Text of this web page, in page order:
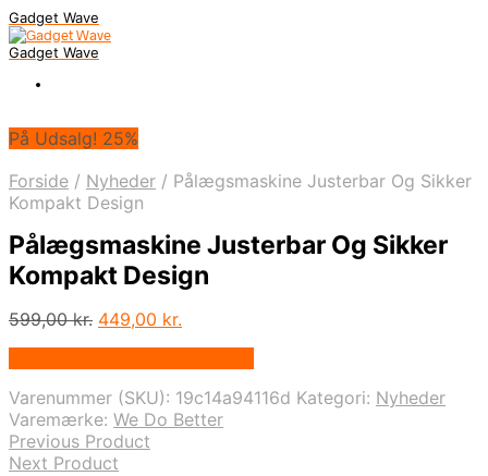
Gadget Wave
Gadget Wave
På Udsalg! 25%
Forside / Nyheder / Pålægsmaskine Justerbar Og Sikker
Kompakt Design
Pålægsmaskine Justerbar Og Sikker
Kompakt Design
599,00kr. Den
599,00 kr..
449,00 kr.
449,00 kr..
Varenummer (SKU): 19c14a94116d Kategori: Nyheder
Varemærke: We Do Better
Previous Product
Next Product